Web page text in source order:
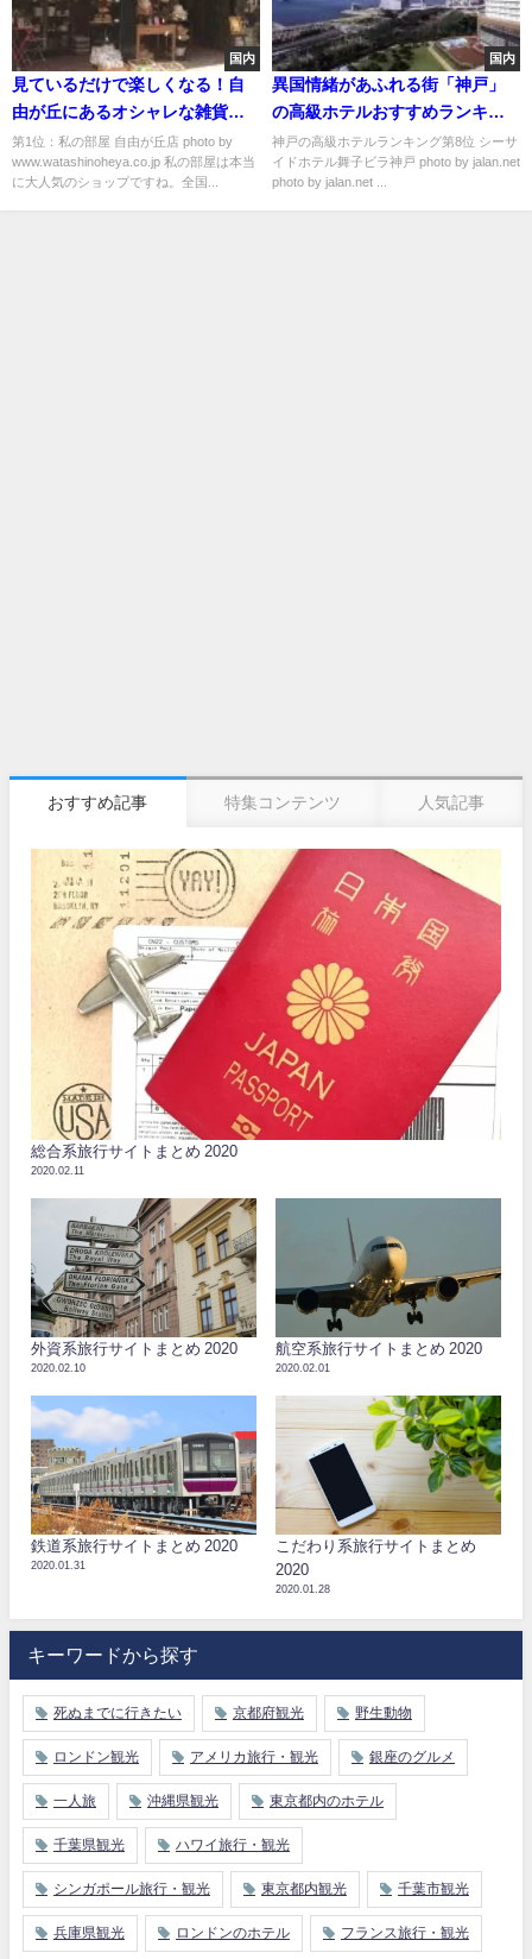
国内
見ているだけで楽しくなる！自
由が丘にあるオシャレな雑貨シ
ョップのおすすめランキング
第1位：私の部屋 自由が丘店 photo by
www.watashinoheya.co.jp 私の部屋は本当
に大人気のショップですね。全国...
国内
異国情緒があふれる街「神戸」
の高級ホテルおすすめランキン
グ
神戸の高級ホテルランキング第8位 シーサ
イドホテル舞子ビラ神戸 photo by jalan.net
photo by jalan.net ...
おすすめ記事 特集コンテンツ 人気記事
総合系旅行サイトまとめ 2020
2020.02.11
外資系旅行サイトまとめ 2020
2020.02.10
航空系旅行サイトまとめ 2020
2020.02.01
鉄道系旅行サイトまとめ 2020
2020.01.31
こだわり系旅行サイトまとめ
2020
2020.01.28
キーワードから探す
死ぬまでに行きたい 京都府観光 野生動物
ロンドン観光 アメリカ旅行・観光 銀座のグルメ
一人旅 沖縄県観光 東京都内のホテル
千葉県観光 ハワイ旅行・観光
シンガポール旅行・観光 東京都内観光 千葉市観光
兵庫県観光 ロンドンのホテル フランス旅行・観光